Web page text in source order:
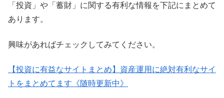
「投資」や「蓄財」に関する有利な情報を下記にまとめて
あります。
興味があればチェックしてみてください。
【投資に有益なサイトまとめ】資産運用に絶対有利なサイ
トをまとめてます《随時更新中》